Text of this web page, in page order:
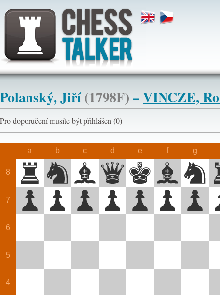
Polanský, Jiří(1798F)–VINCZE,
Pro doporučení musíte být přihlášen (0)
a b c d e f g
8
7
6
5
4